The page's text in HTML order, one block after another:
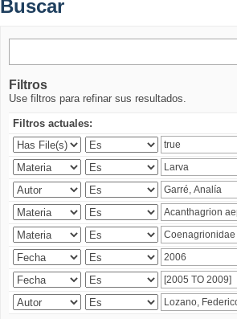
Buscar
Filtros
Use filtros para refinar sus resultados.
Filtros actuales: